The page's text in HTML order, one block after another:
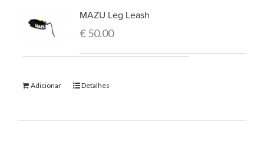
MAZU Leg Leash
€50.00
Adicionar Detalhes